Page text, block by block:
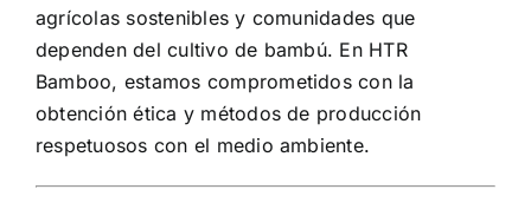
agrícolas sostenibles y comunidades que
dependen del cultivo de bambú. En HTR
Bamboo, estamos comprometidos con la
obtención ética y métodos de producción
respetuosos con el medio ambiente.